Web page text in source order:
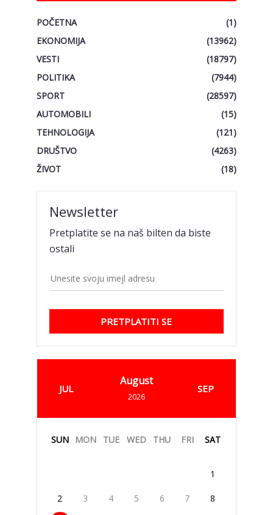
POČETNA
(1)
EKONOMIJA
(13962)
VESTI
(18797)
POLITIKA
(7944)
SPORT
(28597)
AUTOMOBILI
(15)
TEHNOLOGIJA
(121)
DRUŠTVO
(4263)
ŽIVOT
(18)
Newsletter
Pretplatite se na naš bilten da biste
ostali
PRETPLATITI SE
JUL
August
2026
SEP
SUN MON TUE WED THU FRI SAT
1
2 3 4 5 6 7 8